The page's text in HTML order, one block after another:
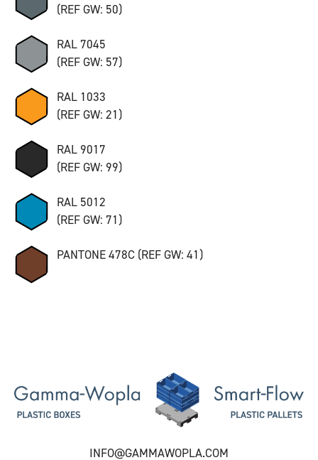
(REF GW: 50)
RAL 7045
(REF GW: 57)
RAL 1033
(REF GW: 21)
RAL 9017
(REF GW: 99)
RAL 5012
(REF GW: 71)
PANTONE 478C (REF GW: 41)
INFO@GAMMAWOPLA.COM